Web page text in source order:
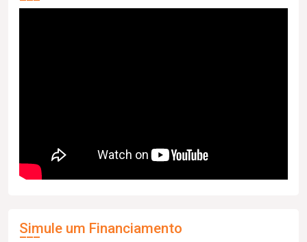
Simule um Financiamento